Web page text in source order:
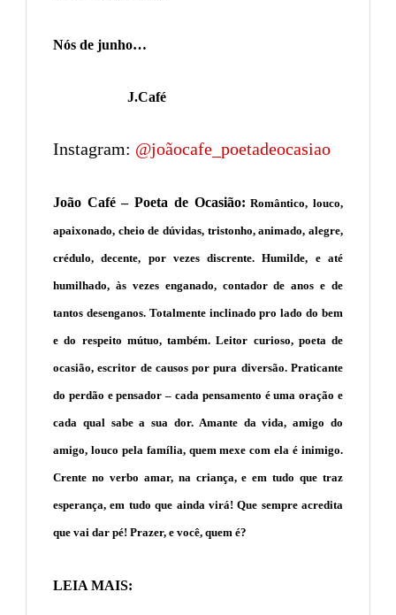
Nós de junho…
J.Café
Instagram: @joãocafe_poetadeocasiao
João Café – Poeta de Ocasião: Romântico, louco,
apaixonado, cheio de dúvidas, tristonho, animado, alegre,
crédulo, decente, por vezes discrente. Humilde, e até
humilhado, às vezes enganado, contador de anos e de
tantos desenganos. Totalmente inclinado pro lado do bem
e do respeito mútuo, também. Leitor curioso, poeta de
ocasião, escritor de causos por pura diversão. Praticante
do perdão e pensador – cada pensamento é uma oração e
cada qual sabe a sua dor. Amante da vida, amigo do
amigo, louco pela família, quem mexe com ela é inimigo.
Crente no verbo amar, na criança, e em tudo que traz
esperança, em tudo que ainda virá! Que sempre acredita
que vai dar pé! Prazer, e você, quem é?
LEIA MAIS: